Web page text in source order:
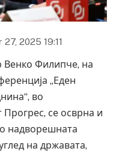
2025 19:11
Венко Филипче, на
„Еден
во
Прогрес, се осврна и
надворешната
на државата,